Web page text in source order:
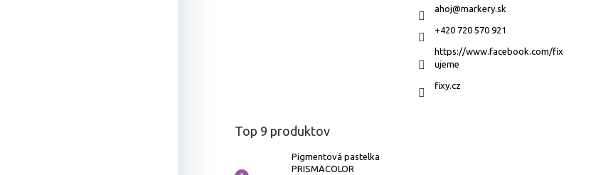
ahoj@markery.sk
+420 720 570 921
https://www.facebook.com/fix
ujeme
fixy.cz
Top 9 produktov
Pigmentová pastelka
PRISMACOLOR